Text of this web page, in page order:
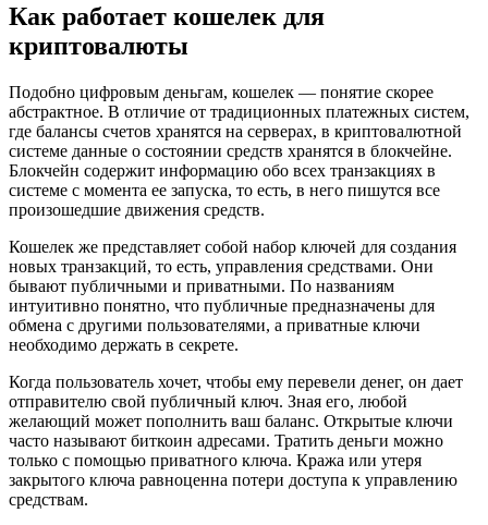
Как работает кошелек для
криптовалюты
Подобно цифровым деньгам, кошелек — понятие скорее
абстрактное. В отличие от традиционных платежных систем,
где балансы счетов хранятся на серверах, в криптовалютной
системе данные о состоянии средств хранятся в блокчейне.
Блокчейн содержит информацию обо всех транзакциях в
системе с момента ее запуска, то есть, в него пишутся все
произошедшие движения средств.
Кошелек же представляет собой набор ключей для создания
новых транзакций, то есть, управления средствами. Они
бывают публичными и приватными. По названиям
интуитивно понятно, что публичные предназначены для
обмена с другими пользователями, а приватные ключи
необходимо держать в секрете.
Когда пользователь хочет, чтобы ему перевели денег, он дает
отправителю свой публичный ключ. Зная его, любой
желающий может пополнить ваш баланс. Открытые ключи
часто называют биткоин адресами. Тратить деньги можно
только с помощью приватного ключа. Кража или утеря
закрытого ключа равноценна потери доступа к управлению
средствам.